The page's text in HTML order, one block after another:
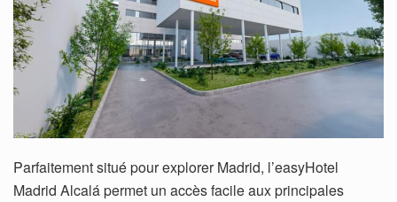
Parfaitement situé pour explorer Madrid, l’easyHotel
Madrid Alcalá permet un accès facile aux principales